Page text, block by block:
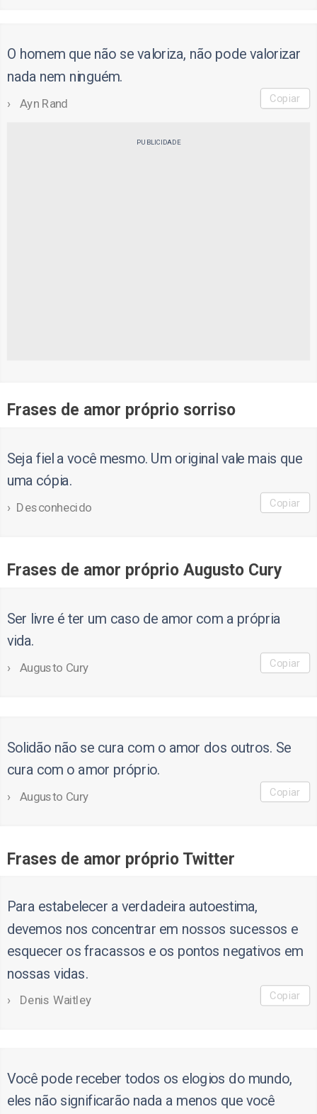
O homem que não se valoriza, não pode valorizar
nada nem ninguém.
Ayn Rand Copiar
PUBLICIDADE
Frases de amor próprio sorriso
Seja fiel a você mesmo. Um original vale mais que
uma cópia.
Desconhecido Copiar
Frases de amor próprio Augusto Cury
Ser livre é ter um caso de amor com a própria
vida.
Augusto Cury Copiar
Solidão não se cura com o amor dos outros. Se
cura com o amor próprio.
Augusto Cury Copiar
Frases de amor próprio Twitter
Para estabelecer a verdadeira autoestima,
devemos nos concentrar em nossos sucessos e
esquecer os fracassos e os pontos negativos em
nossas vidas.
Denis Waitley Copiar
Você pode receber todos os elogios do mundo,
eles não significarão nada a menos que você